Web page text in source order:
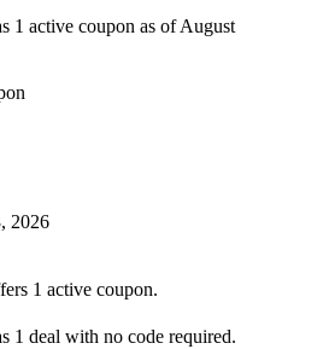
1 active coupon as of August
2026
1 active coupon.
1 deal with no code required.